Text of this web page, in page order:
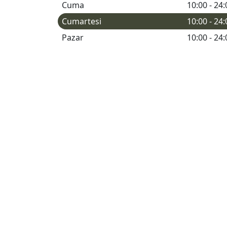
Cuma
10:00 -
Cumartesi
10:00 -
Pazar
10:00 -